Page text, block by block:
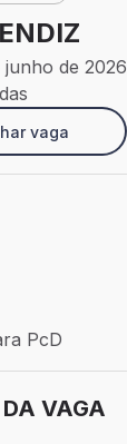
junho de 2026
vaga
- BA
Presencial
PcD
VAGA